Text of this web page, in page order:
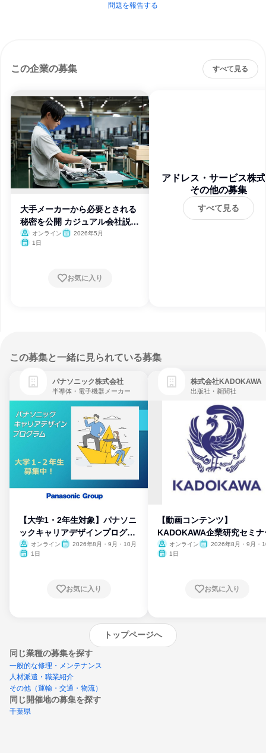
問題を報告する
この企業の募集 すべて見る
大手メーカーから必要とされる
秘密を公開 カジュアル会社説明
会
オンライン
2026年5月
1日
お気に入り
アドレス・サービス株
社
その他の募集
すべて見る
この募集と一緒に見られている募集
パナソニック株式会社
半導体・電子機器メーカー
【大学1・2年生対象】パナソニ
ックキャリアデザインプログラ
ム
オンライン
2026年8月・9月・10月
1日
お気に入り
株式会社KADOKAWA
出版社・新聞社
【動画コンテンツ】
KADOKAWA企業研究セミナ
オンライン
2026年8月・9月・
1日
お気に入り
トップページへ
同じ業種の募集を探す
一般的な修理・メンテナンス
人材派遣・職業紹介
その他（運輸・交通・物流）
同じ開催地の募集を探す
千葉県